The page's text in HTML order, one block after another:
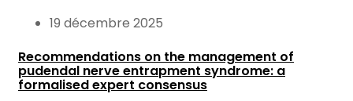
19 décembre 2025
Recommendations on the management of
pudendal nerve entrapment syndrome: a
formalised expert consensus